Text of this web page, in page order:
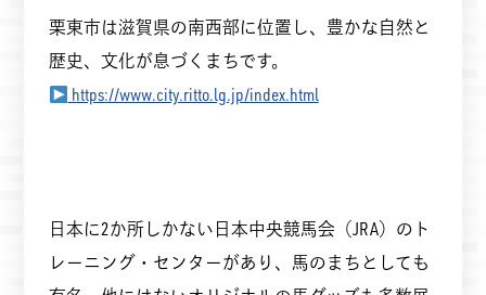
栗東市は滋賀県の南西部に位置し、豊かな自然と
歴史、文化が息づくまちです。
https://www.city.ritto.lg.jp/index.html
日本に2か所しかない日本中央競馬会（JRA）のト
レーニング・センターがあり、馬のまちとしても